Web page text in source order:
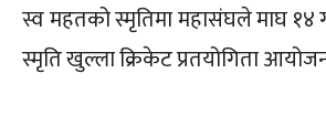
स्व महतको स्मृतिमा महासंघले माघ १४
स्मृति खुल्ला क्रिकेट प्रतयोगिता